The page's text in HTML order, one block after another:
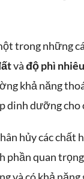
trong những
vàđộ phì
khả năng
dinh dưỡng cho
hủy các chất
phần quan